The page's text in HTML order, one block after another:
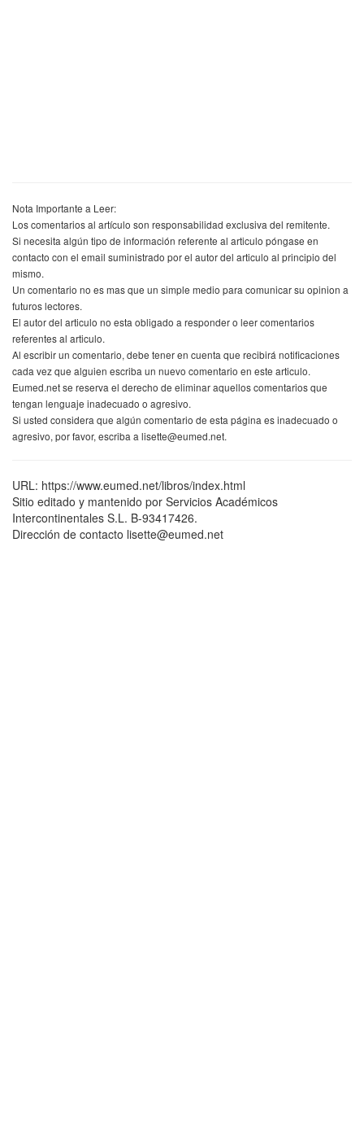
Nota Importante a Leer:
Los comentarios al artículo son responsabilidad exclusiva del remitente.
Si necesita algún tipo de información referente al articulo póngase en
contacto con el email suministrado por el autor del articulo al principio del
mismo.
Un comentario no es mas que un simple medio para comunicar su opinion a
futuros lectores.
El autor del articulo no esta obligado a responder o leer comentarios
referentes al articulo.
Al escribir un comentario, debe tener en cuenta que recibirá notificaciones
cada vez que alguien escriba un nuevo comentario en este articulo.
Eumed.net se reserva el derecho de eliminar aquellos comentarios que
tengan lenguaje inadecuado o agresivo.
Si usted considera que algún comentario de esta página es inadecuado o
agresivo, por favor, escriba a lisette@eumed.net.
URL: https://www.eumed.net/libros/index.html
Sitio editado y mantenido por Servicios Académicos
Intercontinentales S.L. B-93417426.
Dirección de contacto lisette@eumed.net